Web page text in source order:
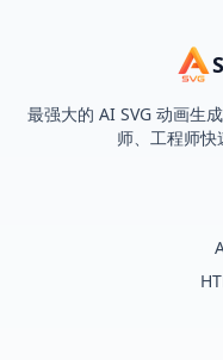
最强大的 AI SVG 动画生
师、工程师快